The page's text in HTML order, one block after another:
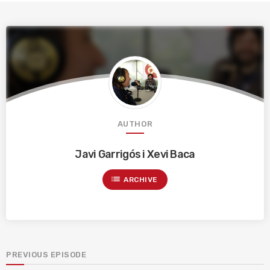
AUTHOR
Javi Garrigós i Xevi Baca
list ARCHIVE
PREVIOUS EPISODE